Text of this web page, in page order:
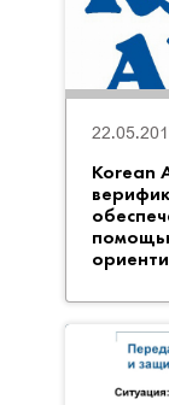
Korean